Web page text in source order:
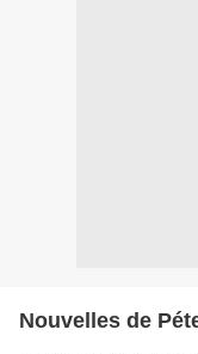
Nouvelles de